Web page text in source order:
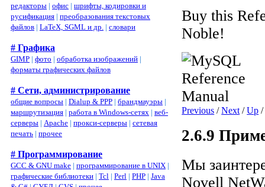
редакторы | офис | шрифты, кодировки и
русификация | преобразования текстовых
файлов | LaTeX, SGML и др. | словари
# Графика
GIMP | фото | обработка изображений |
форматы графических файлов
# Сети, администрирование
общие вопросы | Dialup & PPP | брандмауэры |
маршрутизация | работа в Windows-сетях | веб-
серверы | Apache | прокси-серверы | сетевая
печать | прочее
# Программирование
GCC & GNU make | программирование в UNIX |
графические библиотеки | Tcl | Perl | PHP | Java
Buy this
Noble!
Previous /Next /Up
2.6.9
Мы
Novell